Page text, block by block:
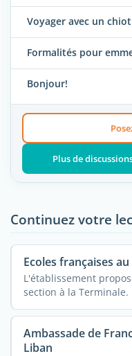
Voyager avec un
Formalités pour
Bonjour!
Plus de
Continuez votre
Ecoles françaises
L'établissement
section à la Terminale.
Ambassade de
Liban